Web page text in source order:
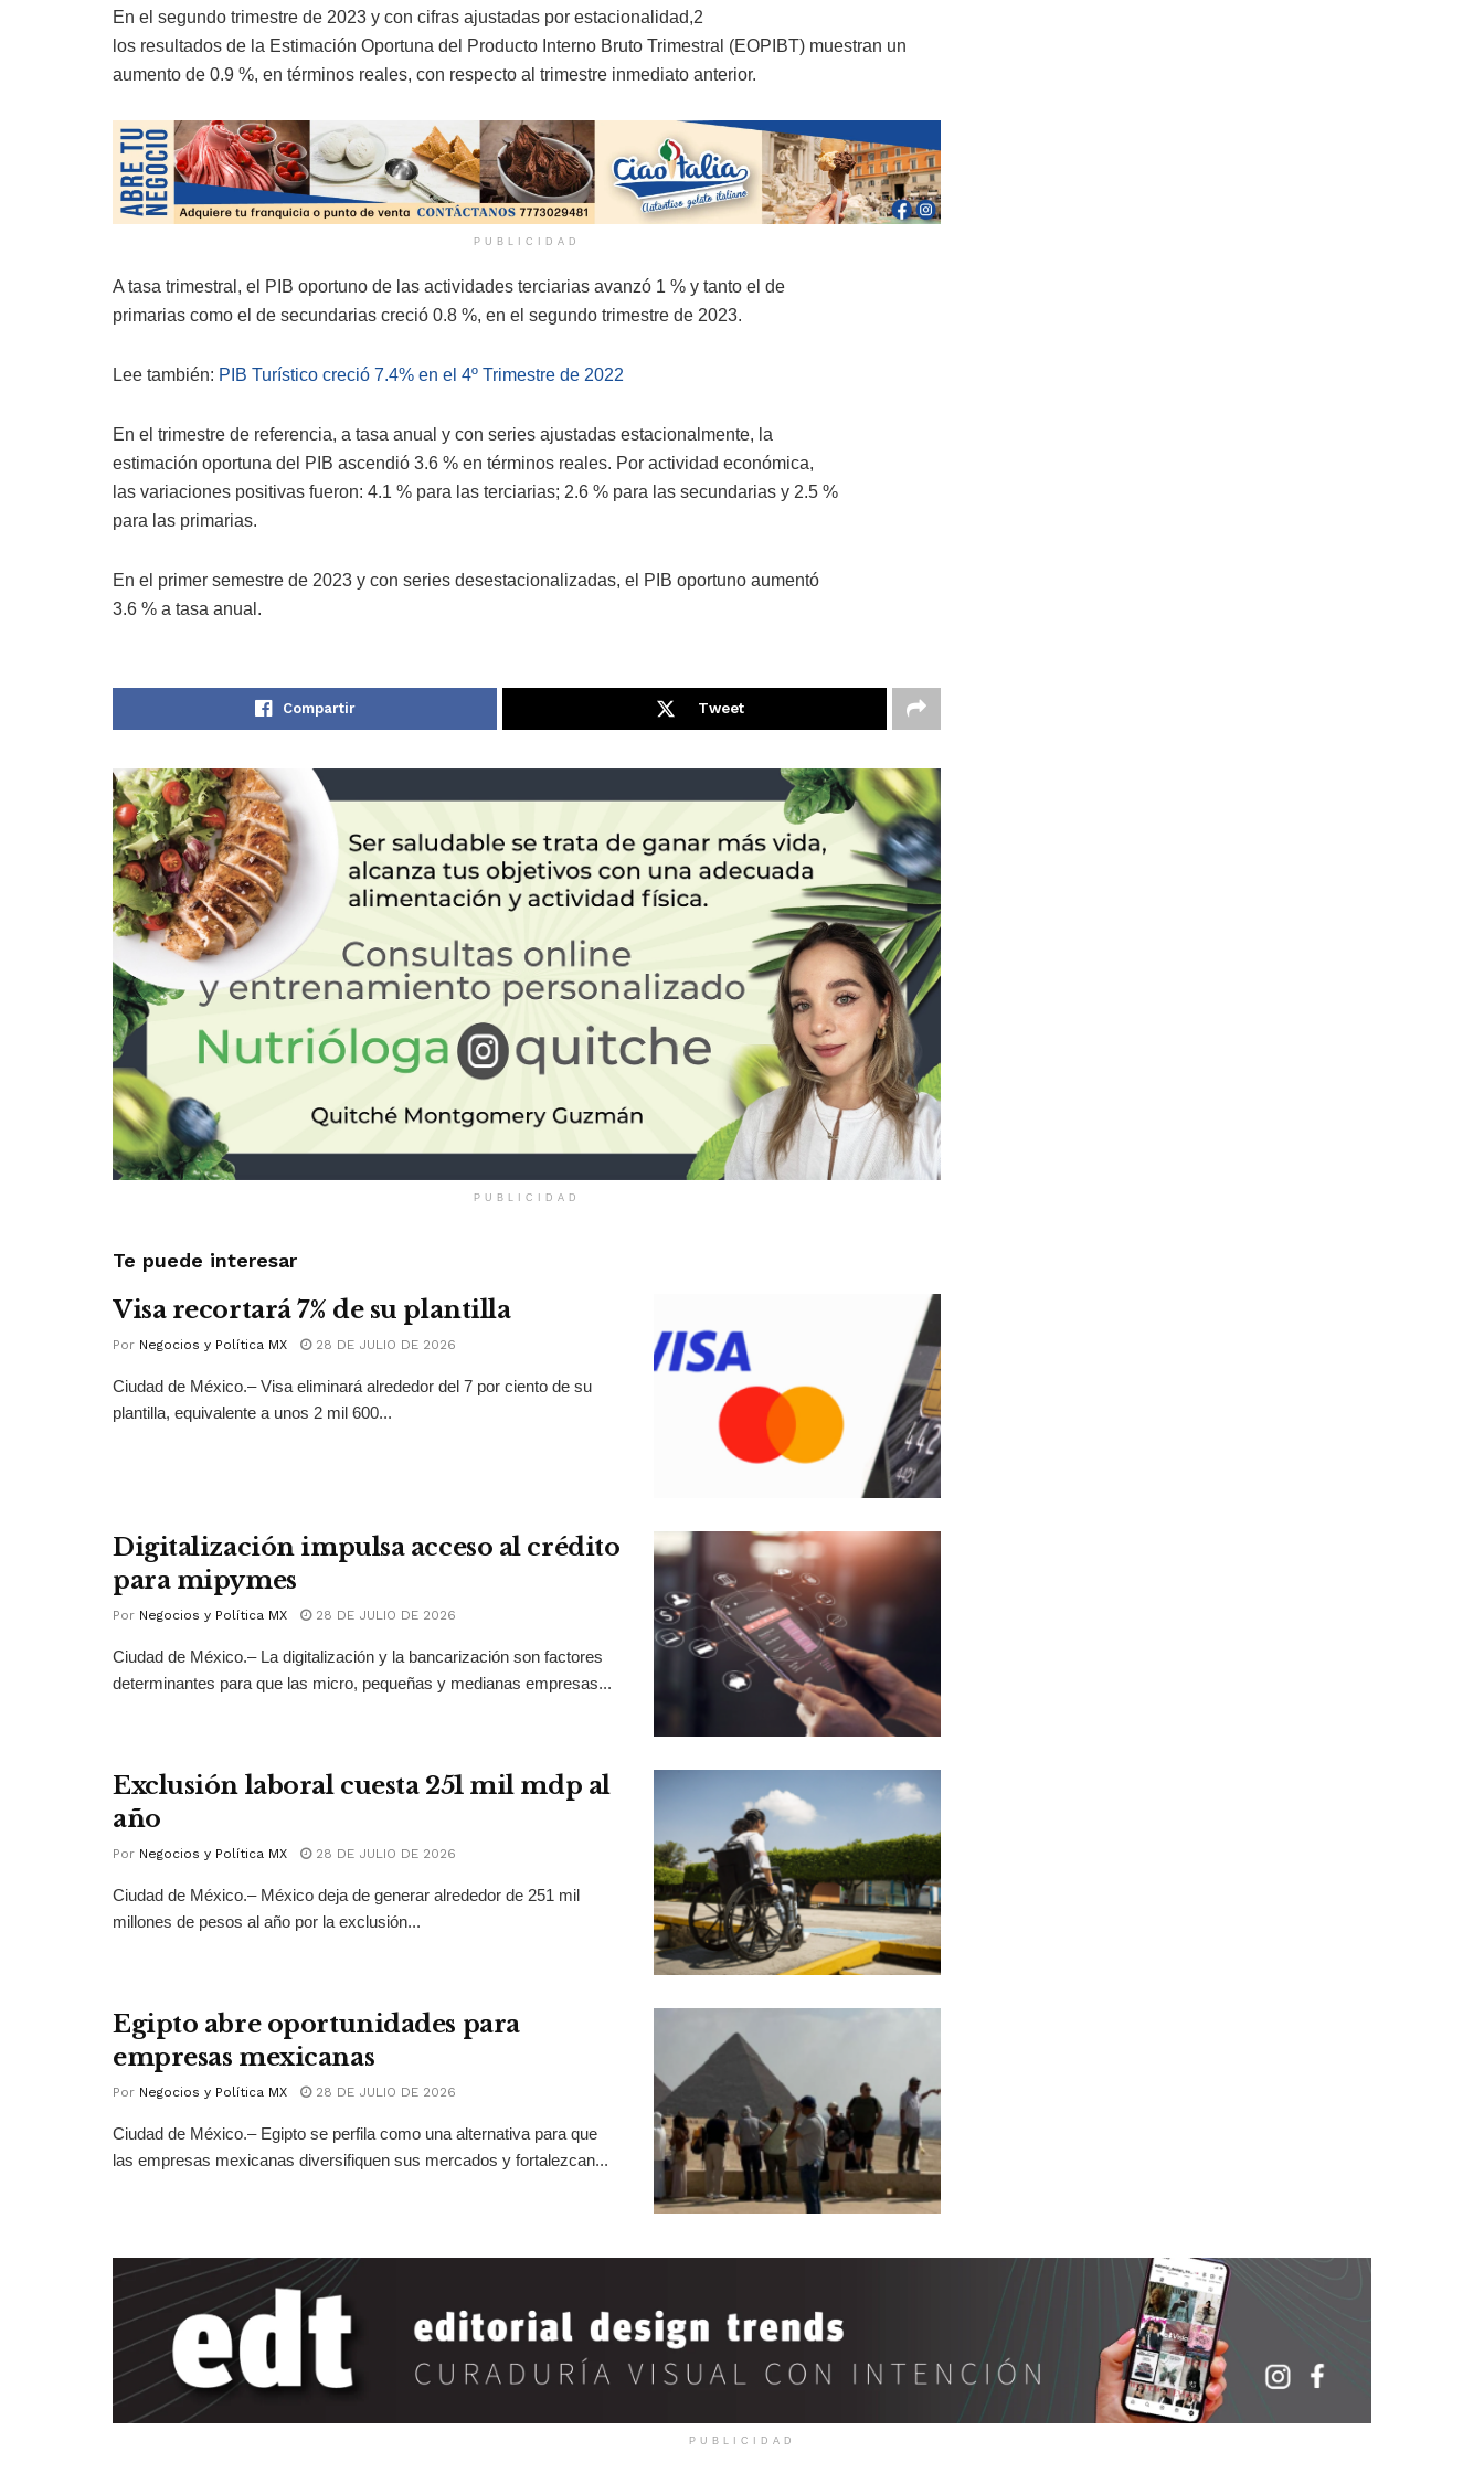
En el segundo trimestre de 2023 y con cifras ajustadas por estacionalidad,2
los resultados de la Estimación Oportuna del Producto Interno Bruto Trimestral (EOPIBT) muestran un
aumento de 0.9 %, en términos reales, con respecto al trimestre inmediato anterior.
PUBLICIDAD
A tasa trimestral, el PIB oportuno de las actividades terciarias avanzó 1 % y tanto el de
primarias como el de secundarias creció 0.8 %, en el segundo trimestre de 2023.
Lee también: PIB Turístico creció 7.4% en el 4º Trimestre de 2022
En el trimestre de referencia, a tasa anual y con series ajustadas estacionalmente, la
estimación oportuna del PIB ascendió 3.6 % en términos reales. Por actividad económica,
las variaciones positivas fueron: 4.1 % para las terciarias; 2.6 % para las secundarias y 2.5 %
para las primarias.
En el primer semestre de 2023 y con series desestacionalizadas, el PIB oportuno aumentó
3.6 % a tasa anual.
Compartir Tweet
PUBLICIDAD
Te puede interesar
Visa recortará 7% de su plantilla
Por Negocios y Política MX 28 DE JULIO DE 2026
Ciudad de México.– Visa eliminará alrededor del 7 por ciento de su
plantilla, equivalente a unos 2 mil 600...
Digitalización impulsa acceso al crédito
para mipymes
Por Negocios y Política MX 28 DE JULIO DE 2026
Ciudad de México.– La digitalización y la bancarización son factores
determinantes para que las micro, pequeñas y medianas empresas...
Exclusión laboral cuesta 251 mil mdp al
año
Por Negocios y Política MX 28 DE JULIO DE 2026
Ciudad de México.– México deja de generar alrededor de 251 mil
millones de pesos al año por la exclusión...
Egipto abre oportunidades para
empresas mexicanas
Por Negocios y Política MX 28 DE JULIO DE 2026
Ciudad de México.– Egipto se perfila como una alternativa para que
las empresas mexicanas diversifiquen sus mercados y fortalezcan...
PUBLICIDAD